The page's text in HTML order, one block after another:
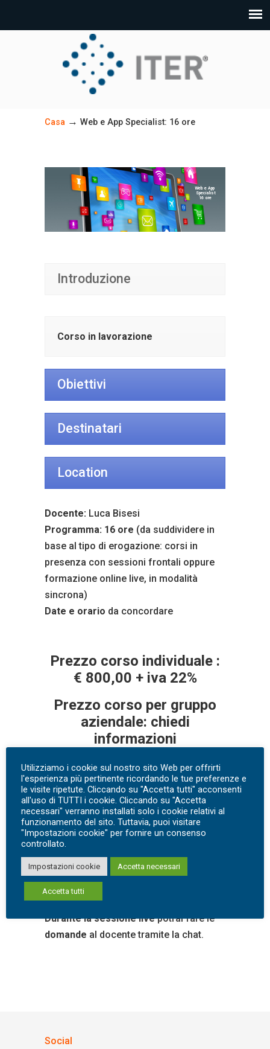
Casa → Web e App Specialist: 16 ore
Web e App
Specialist
16 ore
Introduzione
Corso in lavorazione
Obiettivi
Destinatari
Location
Docente: Luca Bisesi
Programma: 16 ore (da suddividere in
base al tipo di erogazione: corsi in
presenza con sessioni frontali oppure
formazione online live, in modalità
sincrona)
Date e orario da concordare
Prezzo corso individuale :
€ 800,00 + iva 22%
Prezzo corso per gruppo
aziendale: chiedi
informazioni
Chiamaci al numero:
3484161819Scrivici
all’indirizzo: iter@iterdigital.it
Utilizza il modulo di contatto
Una volta acquistatoil corsoriceverai il
link per accedere alla
Durante la sessione livepotrai fare le
domande al docente tramite la chat.
Social
Utilizziamo i cookie sul nostro sito Web per offrirti
l'esperienza più pertinente ricordando le tue preferenze e
le visite ripetute. Cliccando su "Accetta tutti" acconsenti
all'uso di TUTTI i cookie. Cliccando su "Accetta
necessari" verranno installati solo i cookie relativi al
funzionamento del sito. Tuttavia, puoi visitare
"Impostazioni cookie" per fornire un consenso
controllato.
Impostazioni cookie Accetta necessari
Accetta tutti